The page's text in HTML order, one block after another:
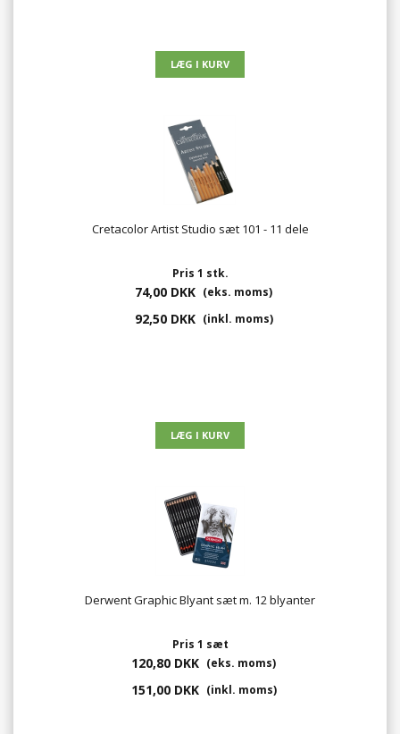
Cretacolor Artist Studio sæt 101 - 11 dele
Pris 1 stk.
74,00 DKK (eks. moms)
92,50 DKK (inkl. moms)
Derwent Graphic Blyant sæt m. 12 blyanter
Pris 1 sæt
120,80 DKK (eks. moms)
151,00 DKK (inkl. moms)